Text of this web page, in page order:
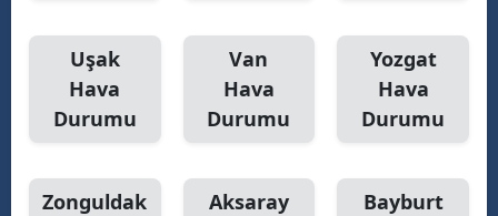
Uşak
Hava
Durumu
Van
Hava
Durumu
Yozgat
Hava
Durumu
Zonguldak
Aksaray
Bayburt